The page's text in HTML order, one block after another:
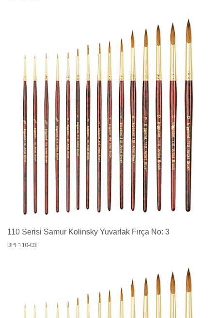
110 Serisi Samur Kolinsky Yuvarlak Fırça No: 3
BPF110-03